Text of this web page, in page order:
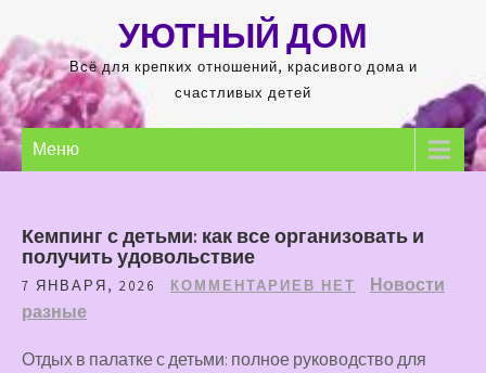
содержимому
УЮТНЫЙ ДОМ
Всё для крепких отношений, красивого дома и
счастливых детей
Меню
Кемпинг с детьми: как все организовать и
получить удовольствие
7 ЯНВАРЯ, 2026 КОММЕНТАРИЕВ НЕТ
Новости
разные
Отдых в палатке с детьми: полное руководство для